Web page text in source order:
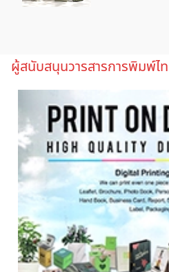
ผู้สนับสนุนวารสารการพิมพ์ไ